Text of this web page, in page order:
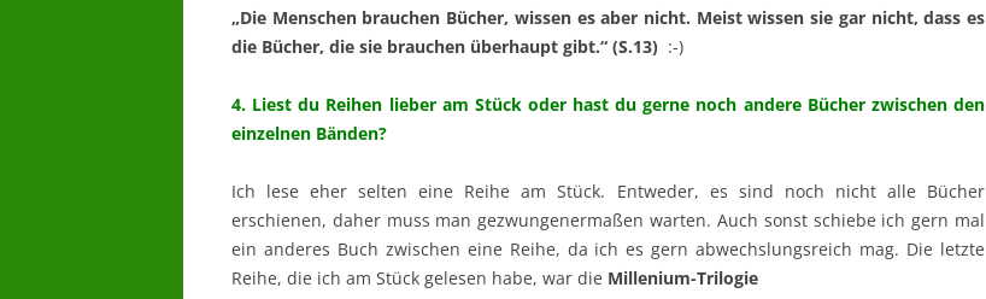
„Die Menschen brauchen Bücher, wissen es aber nicht. Meist wissen sie gar nicht, dass es
die Bücher, die sie brauchen überhaupt gibt.“ (S.13) :-)
4. Liest du Reihen lieber am Stück oder hast du gerne noch andere Bücher zwischen den
einzelnen Bänden?
Ich lese eher selten eine Reihe am Stück. Entweder, es sind noch nicht alle Bücher
erschienen, daher muss man gezwungenermaßen warten. Auch sonst schiebe ich gern mal
ein anderes Buch zwischen eine Reihe, da ich es gern abwechslungsreich mag. Die letzte
Reihe, die ich am Stück gelesen habe, war die Millenium-Trilogie